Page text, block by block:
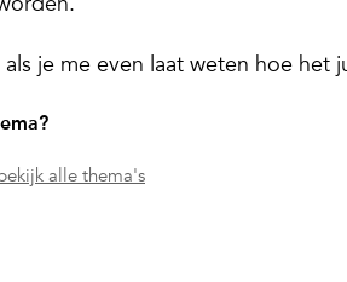
je me even laat weten hoe het
bekijk alle thema's